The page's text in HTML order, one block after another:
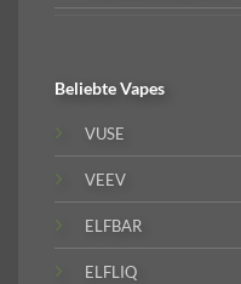
BeliebteVapes
VUSE
VEEV
ELFBAR
ELFLIQ